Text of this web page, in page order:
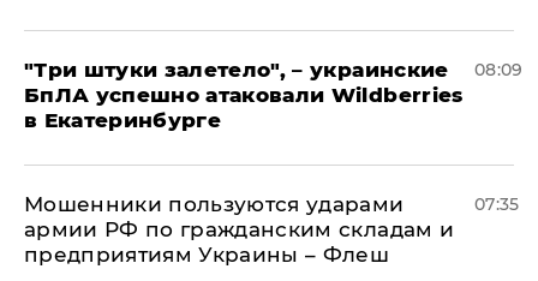
"Три штуки залетело", – украинские
БпЛА успешно атаковали Wildberries
в Екатеринбурге
08:09
Мошенники пользуются ударами
армии РФ по гражданским складам и
предприятиям Украины – Флеш
07:35